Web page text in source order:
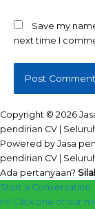
Save my
next time I
Copyright © 2026
pendirian CV |
Powered by Jasa
pendirian CV |
Ada pertanyaan?
Start a Conversation
Hi! Click one of our